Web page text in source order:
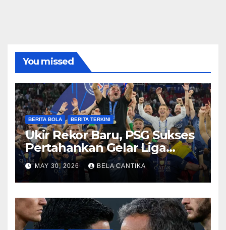
You missed
BERITA BOLA BERITA TERKINI
Ukir Rekor Baru, PSG Sukses
Pertahankan Gelar Liga
Champions
MAY 30, 2026 BELA CANTIKA